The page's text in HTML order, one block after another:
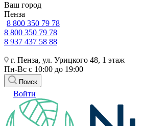
Ваш город
Пенза
8 800 350 79 78
8 800 350 79 78
8 937 437 58 88
г. Пенза, ул. Урицкого 48, 1 этаж
Пн-Вс с 10:00 до 19:00
Поиск
Войти